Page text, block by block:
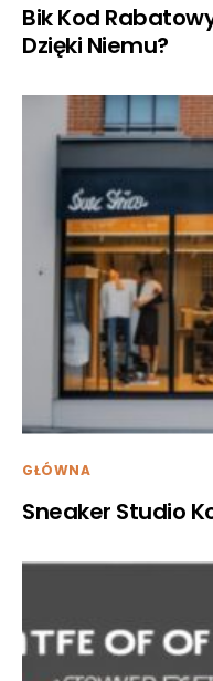
Bik Kod
Dzięki Niemu?
GŁÓWNA
Sneaker Studio